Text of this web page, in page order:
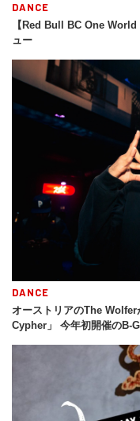
DANCE
【Red Bull BC One
ュー
DANCE
オーストリアのThe
Cypher」 今年初開催のB-